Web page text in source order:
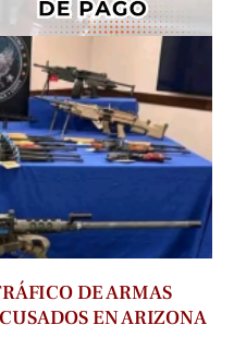
DE ARMAS
EN ARIZONA